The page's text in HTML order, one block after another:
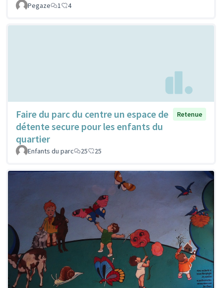
Pegaze 1 4
Faire du parc du centre un espace de
détente secure pour les enfants du
quartier
Retenue
Enfants du parc 25 25